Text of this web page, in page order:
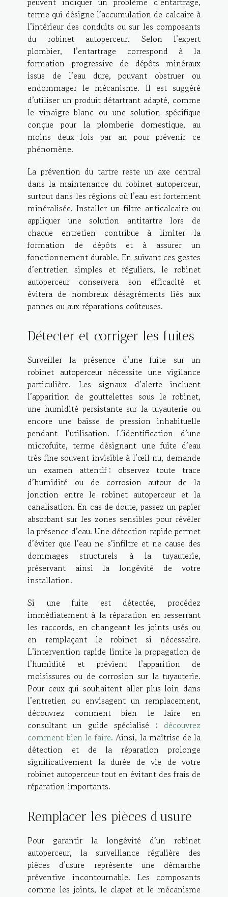
terme qui désigne l’accumulation de calcaire à
l’intérieur des conduits ou sur les composants
du robinet autoperceur. Selon l’expert
plombier, l’entartrage correspond à la
formation progressive de dépôts minéraux
issus de l’eau dure, pouvant obstruer ou
endommager le mécanisme. Il est suggéré
d’utiliser un produit détartrant adapté, comme
le vinaigre blanc ou une solution spécifique
conçue pour la plomberie domestique, au
moins deux fois par an pour prévenir ce
phénomène.
La prévention du tartre reste un axe central
dans la maintenance du robinet autoperceur,
surtout dans les régions où l’eau est fortement
minéralisée. Installer un filtre anticalcaire ou
appliquer une solution antitartre lors de
chaque entretien contribue à limiter la
formation de dépôts et à assurer un
fonctionnement durable. En suivant ces gestes
d’entretien simples et réguliers, le robinet
autoperceur conservera son efficacité et
évitera de nombreux désagréments liés aux
pannes ou aux réparations coûteuses.
Détecter et corriger les fuites
Surveiller la présence d’une fuite sur un
robinet autoperceur nécessite une vigilance
particulière. Les signaux d’alerte incluent
l’apparition de gouttelettes sous le robinet,
une humidité persistante sur la tuyauterie ou
encore une baisse de pression inhabituelle
pendant l’utilisation. L’identification d’une
microfuite, terme désignant une fuite d’eau
très fine souvent invisible à l’œil nu, demande
un examen attentif : observez toute trace
d’humidité ou de corrosion autour de la
jonction entre le robinet autoperceur et la
canalisation. En cas de doute, passez un papier
absorbant sur les zones sensibles pour révéler
la présence d’eau. Une détection rapide permet
d’éviter que l’eau ne s’infiltre et ne cause des
dommages structurels à la tuyauterie,
préservant ainsi la longévité de votre
installation.
Si une fuite est détectée, procédez
immédiatement à la réparation en resserrant
les raccords, en changeant les joints usés ou
en remplaçant le robinet si nécessaire.
L’intervention rapide limite la propagation de
l’humidité et prévient l’apparition de
moisissures ou de corrosion sur la tuyauterie.
Pour ceux qui souhaitent aller plus loin dans
l’entretien ou envisagent un remplacement,
découvrez comment bien le faire en
consultant un guide spécialisé : découvrez
comment bien le faire. Ainsi, la maîtrise de la
détection et de la réparation prolonge
significativement la durée de vie de votre
robinet autoperceur tout en évitant des frais de
réparation importants.
Remplacer les pièces d’usure
Pour garantir la longévité d’un robinet
autoperceur, la surveillance régulière des
pièces d’usure représente une démarche
préventive incontournable. Les composants
comme les joints, le clapet et le mécanisme